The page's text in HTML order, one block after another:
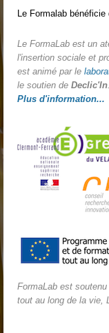
Le Formalab
Le FormaLab est un
l'insertion sociale et
est animé par le
le soutien de Declic'In.
Plus d'information...
FormaLab est
tout au long de la vie,